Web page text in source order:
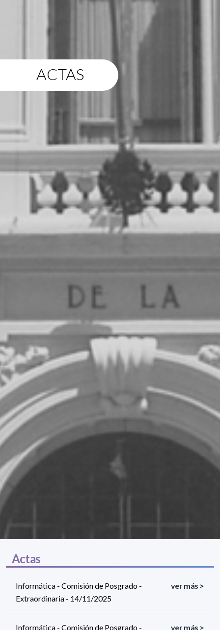
ACTAS
Actas
Informática - Comisión de Posgrado -
Extraordinaria - 14/11/2025
ver más >
Informática - Comisión de Posgrado - ver más >